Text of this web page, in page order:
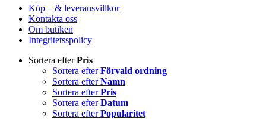
NavigationKöp – & leveransvillkor
Kontakta oss
Om butiken
Integritetsspolicy
Sortera efterPris
Sortera efterFörvald ordning
Sortera efterNamn
Sortera efterPris
Sortera efterDatum
Sortera efterPopularitet